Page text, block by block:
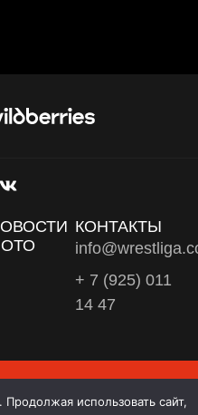
КОНТАКТЫ
+ 7 (925) 011
14 47
PRIVACY POLICYCOOKIES
использовать сайт,